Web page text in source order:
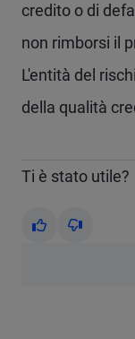
credito o di
non rimborsi il
L'entità del
della qualità
Ti è stato utile?
Yes No